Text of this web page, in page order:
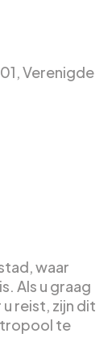
Verenigde
waar
Als u graag
reist, zijn dit
te